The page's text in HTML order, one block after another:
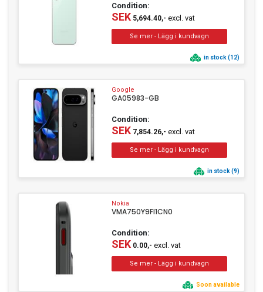
Condition:
SEK5,694.40,- excl. vat
in stock (12)
Google
GA05983-GB
Condition:
SEK7,854.26,- excl. vat
in stock (9)
Nokia
VMA750Y9FI1CN0
Condition:
SEK0.00,- excl. vat
Soon available